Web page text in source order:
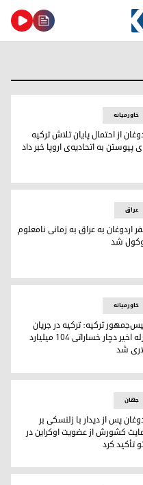
خاورمیانه
از احتمال پایان تلاش ترکیه
پیوستن به اتحادیه‌ی اروپا خبر داد
عراق
اردوغان به عراق به زمانی نامعلوم
شد
خاورمیانه
ترکیه: ترکیه در جریان
زلزله اخیر دچار خساراتی ١٠٤ میلیارد
شد
روسای جمهوری ترکیە و
جهان
پس از دیدار با زلنسکی بر
کشورش از عضویت اوکراین در
تأکید کرد